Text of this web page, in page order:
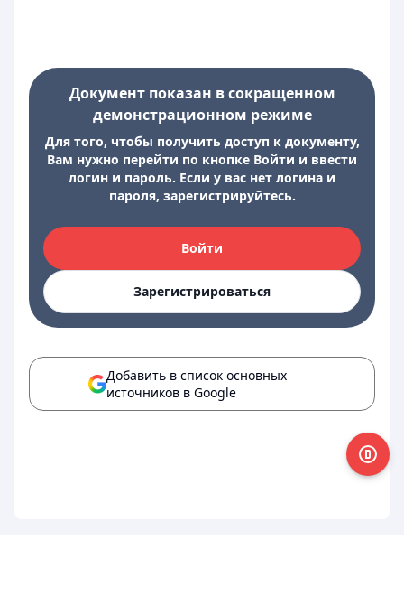
Документ показан в сокращенном
демонстрационном режиме
Для того, чтобы получить доступ к документу,
Вам нужно перейти по кнопке Войти и ввести
логин и пароль. Если у вас нет логина и
пароля, зарегистрируйтесь.
Войти
Зарегистрироваться
Добавить в список основных
источников в Google